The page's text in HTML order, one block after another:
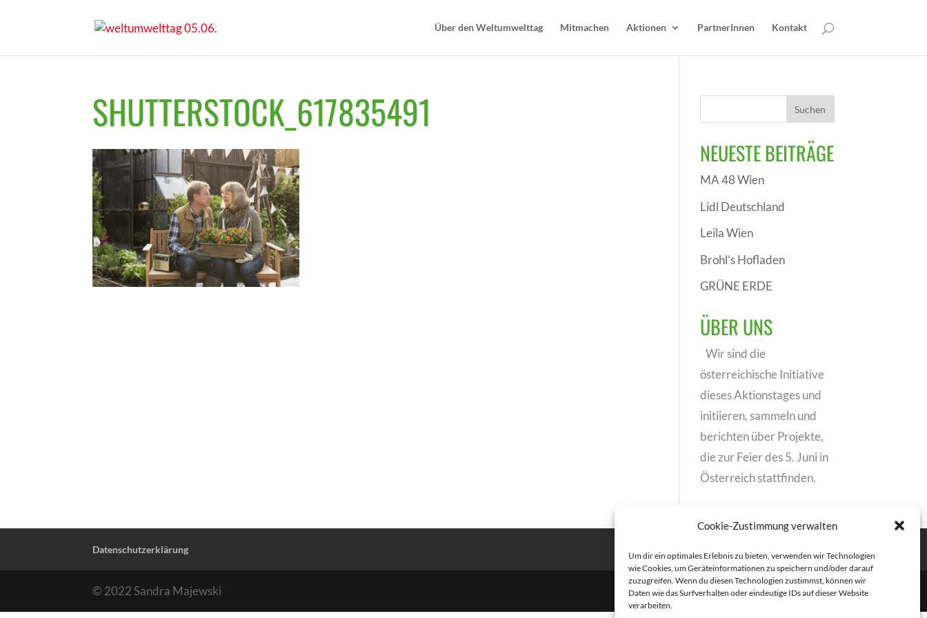
Cookie-Zustimmung verwalten
Um dir ein optimales Erlebnis zu bieten, verwenden wir Technologien
wie Cookies, um Geräteinformationen zu speichern und/oder darauf
zuzugreifen. Wenn du diesen Technologien zustimmst, können wir
Daten wie das Surfverhalten oder eindeutige IDs auf dieser Website
verarbeiten.
Über den Weltumwelttag Mitmachen Aktionen PartnerInnen Kontakt
SHUTTERSTOCK_617835491
NEUESTE BEITRÄGE
MA 48 Wien
Lidl Deutschland
Leila Wien
Brohl’s Hofladen
GRÜNE ERDE
ÜBER UNS
Wir sind die
österreichische Initiative
dieses Aktionstages und
initiieren, sammeln und
berichten über Projekte,
die zur Feier des 5. Juni in
Österreich stattfinden.
Datenschutzerklärung
© 2022 Sandra Majewski